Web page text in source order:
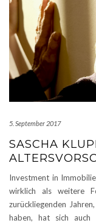
5. September 2017
SASCHA
Investment in
wirklich als weitere
zurückliegenden
haben, hat sich auch